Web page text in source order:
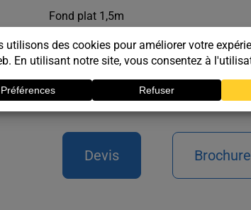
Fond plat 1,5m
Devis Brochure